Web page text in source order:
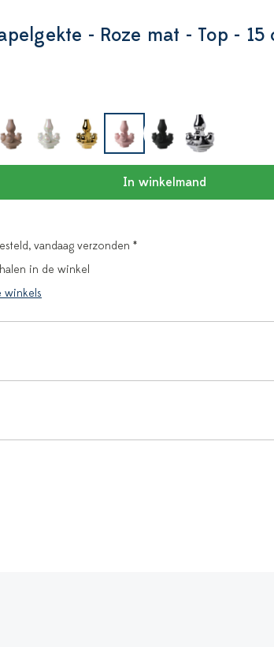
- Roze mat - Top - 15
In winkelmand
vandaag verzonden *
in de winkel
winkels